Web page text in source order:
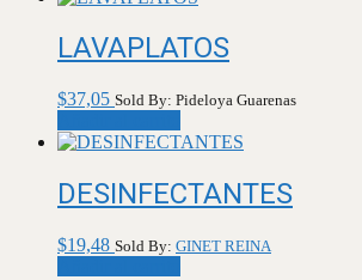
LAVAPLATOS
$37,05 Sold By: Pideloya Guarenas
DESINFECTANTES
$19,48 Sold By: GINET REINA